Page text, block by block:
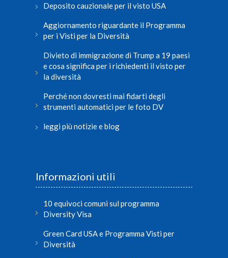
Deposito cauzionale per il visto USA
Aggiornamento riguardante il Programma
per i Visti per la Diversità
Divieto di immigrazione di Trump a 19 paesi
e cosa significa per i richiedenti il visto per
la diversità
Perché non dovresti mai fidarti degli
strumenti automatici per le foto DV
leggi più notizie e blog
Informazioni utili
10 equivoci comuni sul programma
Diversity Visa
Green Card USA e Programma Visti per
Diversità